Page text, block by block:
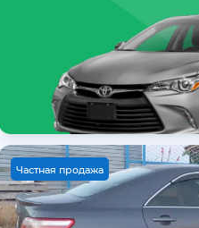
Частная продажа